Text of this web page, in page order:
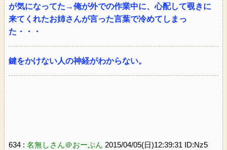
が気になってた→俺が外での作業中に、心配して覗きに
来てくれたお姉さんが言った言葉で冷めてしまっ
た・・・
鍵をかけない人の神経がわからない。
634 : 名無しさん＠おーぷん 2015/04/05(日)12:39:31 ID:Nz5